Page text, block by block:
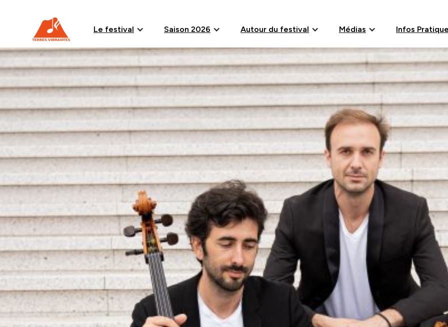
Le festival Saison 2026 Autour du festival Médias Infos